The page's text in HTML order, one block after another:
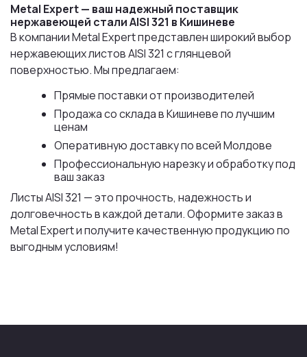
Metal Expert — ваш надежный поставщик
нержавеющей стали AISI 321 в Кишиневе
В компании Metal Expert представлен широкий выбор
нержавеющих листов AISI 321 с глянцевой
поверхностью. Мы предлагаем:
Прямые поставки от производителей
Продажа со склада в Кишиневе по лучшим
ценам
Оперативную доставку по всей Молдове
Профессиональную нарезку и обработку под
ваш заказ
Листы AISI 321 — это прочность, надежность и
долговечность в каждой детали. Оформите заказ в
Metal Expert и получите качественную продукцию по
выгодным условиям!